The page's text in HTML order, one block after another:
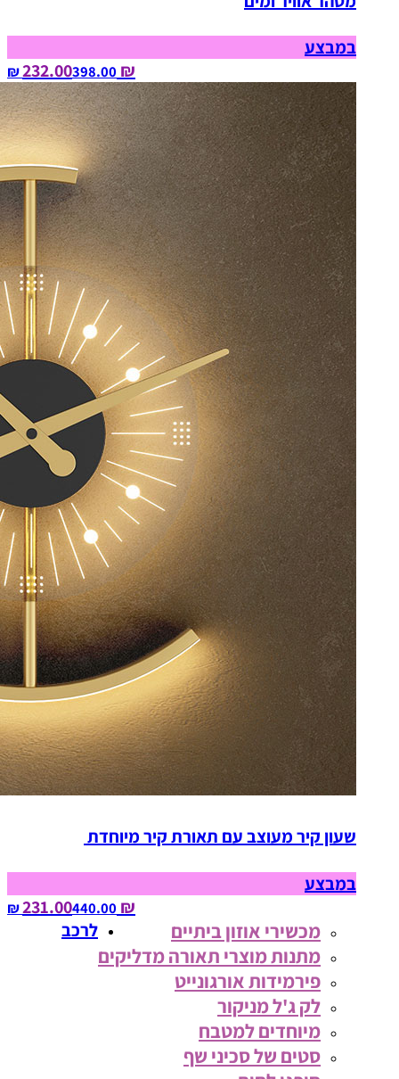
במבצע
₪ 232.00
398.00‏ ₪
שעון קיר מעוצב עם תאורת קיר מיוחדת
במבצע
₪ 231.00
440.00‏ ₪
מכשירי אוזון ביתיים
מתנות מוצרי תאורה מדליקים
פירמידות אורגונייט
לק ג'ל מניקור
מיוחדים למטבח
סטים של סכיני שף
לרכב